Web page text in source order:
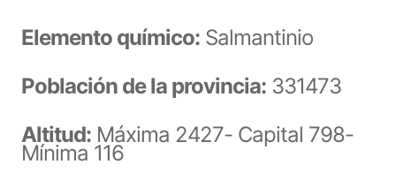
Elemento químico: Salmantinio
Población de la provincia: 331473
Altitud: Máxima 2427- Capital 798-
Mínima 116